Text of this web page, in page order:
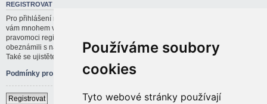
Používáme soubory
cookies
Tyto webové stránky používají
REGISTROVAT
Pro přihlášení musíte být registrován/a. Registrace trvá jen pár vteřin a dává
vám mnohem větší možnosti. Administrátor blogu též může dávat rozšířené
pravomoci registrovaným uživatelům. Před registrací se ujistěte, že jste se
obeznámili s našimi podmínkami pro použití a s dalšími pravidly a ujednáními.
Také se ujistěte, že si přečtete jakákoliv pravidla, která se na fóru objeví.
Podmínky pro užívání
|Ochrana soukromí
Registrovat